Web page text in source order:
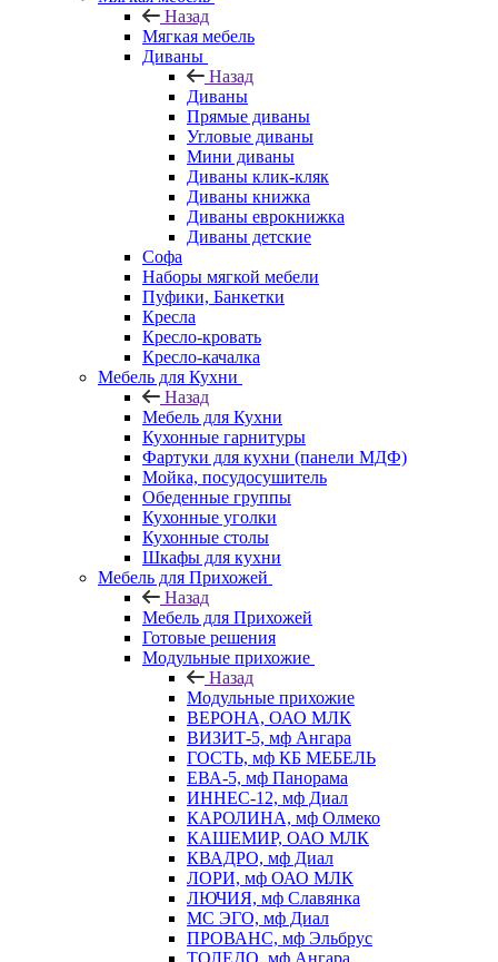
Назад
Мягкая мебель
Диваны
Назад
Диваны
Прямые диваны
Угловые диваны
Мини диваны
Диваны клик-кляк
Диваны книжка
Диваны еврокнижка
Диваны детские
Софа
Наборы мягкой мебели
Пуфики, Банкетки
Кресла
Кресло-кровать
Кресло-качалка
Мебель для Кухни
Назад
Мебель для Кухни
Кухонные гарнитуры
Фартуки для кухни (панели МДФ)
Мойка, посудосушитель
Обеденные группы
Кухонные уголки
Кухонные столы
Шкафы для кухни
Мебель для Прихожей
Назад
Мебель для Прихожей
Готовые решения
Модульные прихожие
Назад
Модульные прихожие
ВЕРОНА, ОАО МЛК
ВИЗИТ-5, мф Ангара
ГОСТЬ, мф КБ МЕБЕЛЬ
ЕВА-5, мф Панорама
ИННЕС-12, мф Диал
КАРОЛИНА, мф Олмеко
КАШЕМИР, ОАО МЛК
КВАДРО, мф Диал
ЛОРИ, мф ОАО МЛК
ЛЮЧИЯ, мф Славянка
МС ЭГО, мф Диал
ПРОВАНС, мф Эльбрус
ТОЛЕДО, мф Ангара